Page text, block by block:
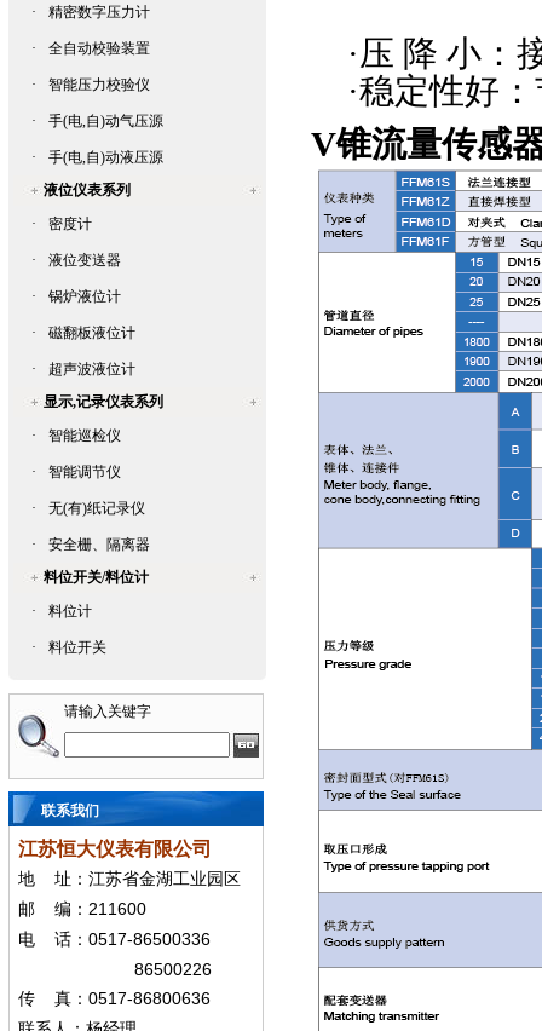
· 精密数字压力计
· 全自动校验装置
· 智能压力校验仪
· 手(电,自)动气压源
·
手(电,自)动液压源
液位仪表系列
·
密度计
· 液位变送器
· 锅炉液位计
· 磁翻板液位计
·
超声波液位计
显示,记录仪表系列
·
智能巡检仪
· 智能调节仪
· 无(有)纸记录仪
·
安全栅、隔离器
料位开关/料位计
·
料位计
· 料位开关
请输入关键字
联系我们
江苏恒大仪表有限公司
地
址：江苏省金湖工业园区
邮
编： 211600
电 话： 0517-86500336
86500226
传 真： 0517-86800636
·压 降 小：
·稳定性好
V锥流量传感